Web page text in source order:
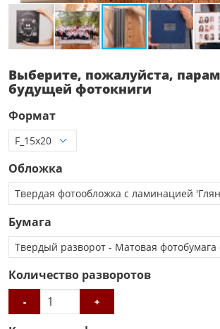
Выберите, пожалуйста,
будущей фотокниги
Формат
Обложка
Бумага
Количество разворотов
- +